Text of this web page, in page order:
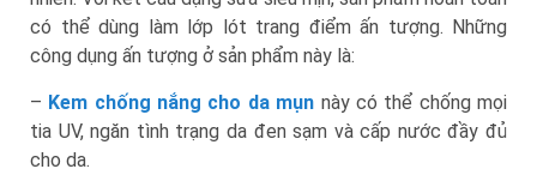
có thể dùng làm lớp lót trang điểm ấn tượng. Những
công dụng ấn tượng ở sản phẩm này là:
– Kem chống nắng cho da mụn này có thể chống mọi
tia UV, ngăn tình trạng da đen sạm và cấp nước đầy đủ
cho da.